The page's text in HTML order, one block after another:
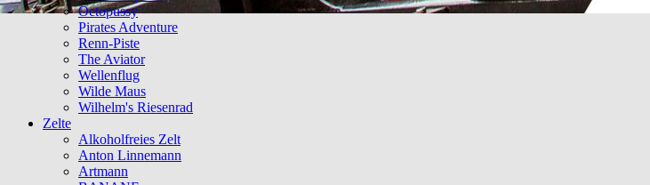
Octopussy
Pirates Adventure
Renn-Piste
The Aviator
Wellenflug
Wilde Maus
Wilhelm's Riesenrad
Zelte
Alkoholfreies Zelt
Anton Linnemann
Artmann